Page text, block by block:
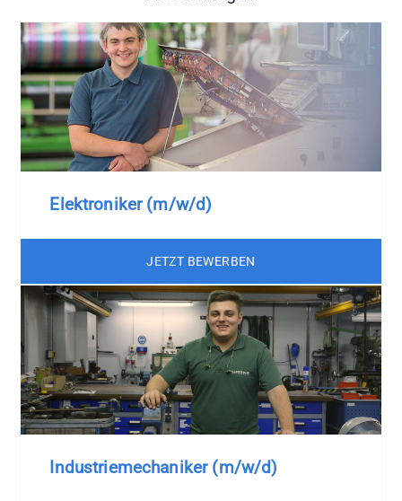
Elektroniker (m/w/d)
JETZT BEWERBEN
Indu­strie­mecha­niker (m/w/d)